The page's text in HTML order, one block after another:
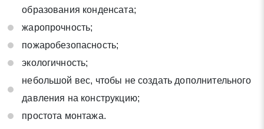
образования конденсата;
жаропрочность;
пожаробезопасность;
экологичность;
небольшой вес, чтобы не создать дополнительного
давления на конструкцию;
простота монтажа.
на обработку своих персональных данных в соответствии со
«О персональных данных», а также соглашаетесь на
информационную рассылку по средством e-mail или СМС